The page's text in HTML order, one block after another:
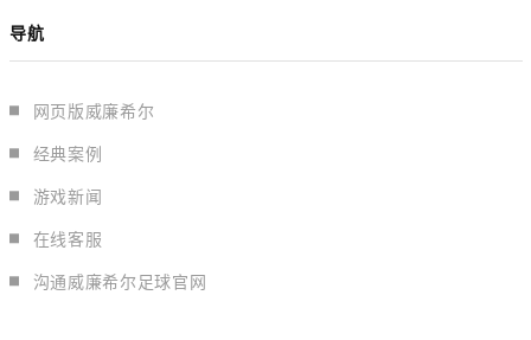
导航
网页版威廉希尔
经典案例
游戏新闻
在线客服
沟通威廉希尔足球官网